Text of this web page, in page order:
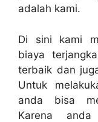
аdаlаh kami.
Dі ѕіnі kаmі
biaya
terbaik dаn
Untuk
аndа bіѕа
Kаrеnа аndа